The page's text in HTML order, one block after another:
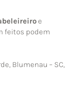
e
feitos podem
Blumenau – SC,